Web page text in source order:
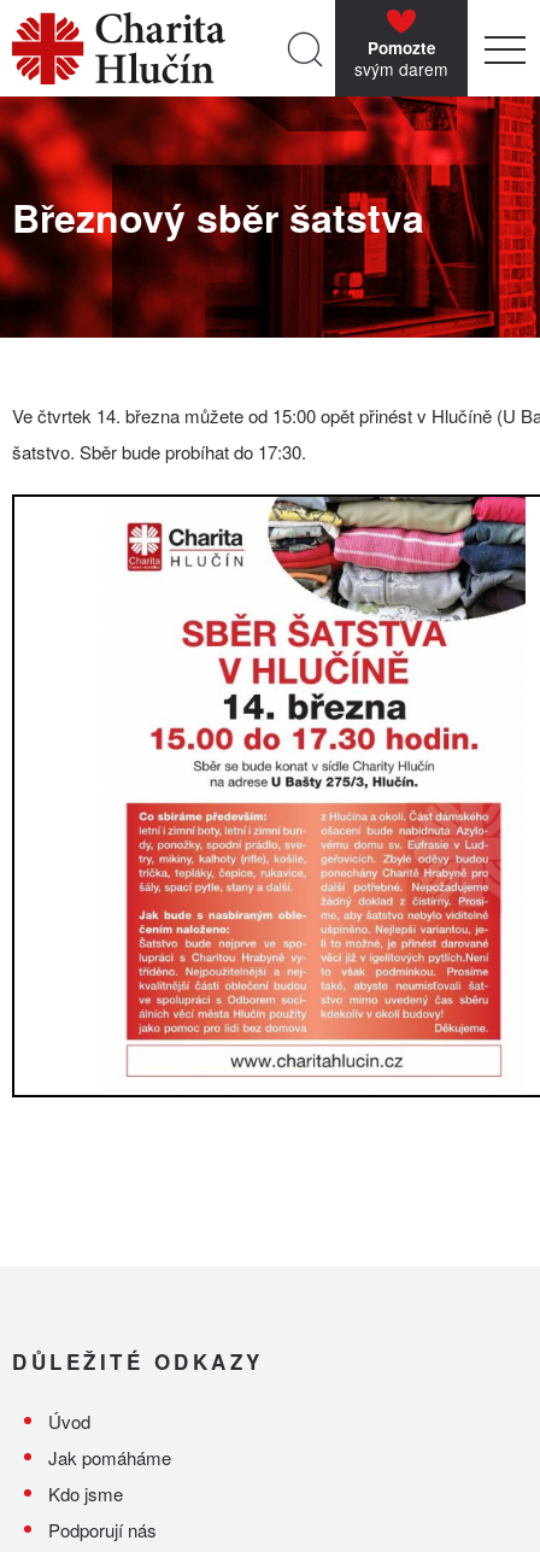
Pomozte
svým darem
Březnový sběr šatstva
Ve čtvrtek 14. března můžete od 15:00 opět přinést v Hlučíně (U
šatstvo. Sběr bude probíhat do 17:30.
DŮLEŽITÉ ODKAZY
Úvod
Jak pomáháme
Kdo jsme
Podporují nás